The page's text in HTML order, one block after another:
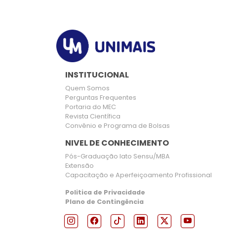
INSTITUCIONAL
Quem Somos
Perguntas Frequentes
Portaria do MEC
Revista Científica
Convênio e Programa de Bolsas
NIVEL DE CONHECIMENTO
Pós-Graduação lato Sensu/MBA
Extensão
Capacitação e Aperfeiçoamento Profissional
Politica de Privacidade
Plano de Contingência